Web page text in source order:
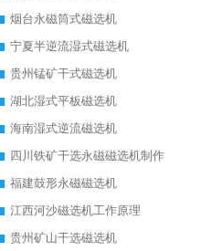
烟台永磁筒式磁选机
宁夏半逆流湿式磁选机
贵州锰矿干式磁选机
湖北湿式平板磁选机
海南湿式逆流磁选机
四川铁矿干选永磁磁选机制作
福建鼓形永磁磁选机
江西河沙磁选机工作原理
贵州矿山干选磁选机